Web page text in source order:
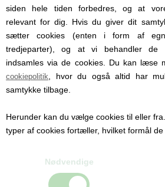
siden hele tiden forbedres, og at
relevant for dig. Hvis du giver dit
sætter cookies (enten i form af
tredjeparter), og at vi behandler de
indsamles via de cookies. Du kan læse
cookiepolitik , hvor du også altid har
samtykke tilbage.
Herunder kan du vælge cookies til eller
typer af cookies fortæller, hvilket formål de
Nødvendige
MÅSKE ER DU
INTERESSERET I
PRODUKTER